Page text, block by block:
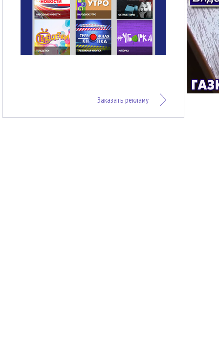
Заказать рекламу